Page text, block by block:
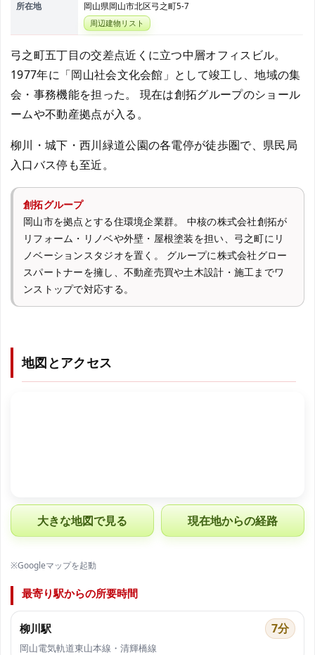
所在地
岡山県岡山市北区弓之町5-7
周辺建物リスト
弓之町五丁目の交差点近くに立つ中層オフィスビル。
1977年に「岡山社会文化会館」として竣工し、地域の集
会・事務機能を担った。 現在は創拓グループのショール
ームや不動産拠点が入る。
柳川・城下・西川緑道公園の各電停が徒歩圏で、県民局
入口バス停も至近。
創拓グループ
岡山市を拠点とする住環境企業群。 中核の株式会社創拓が
リフォーム・リノベや外壁・屋根塗装を担い、弓之町にリ
ノベーションスタジオを置く。 グループに株式会社グロー
スパートナーを擁し、不動産売買や土木設計・施工までワ
ンストップで対応する。
地図とアクセス
大きな地図で見る 現在地からの経路
※Googleマップを起動
最寄り駅からの所要時間
柳川駅 7分
岡山電気軌道東山本線・清輝橋線